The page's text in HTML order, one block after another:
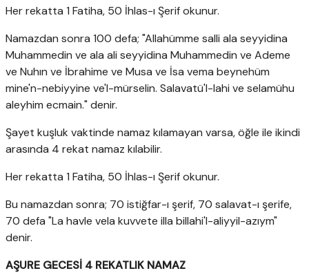
Her rekatta 1 Fatiha, 50 İhlas-ı Şerif okunur.
Namazdan sonra 100 defa; "Allahümme salli ala seyyidina
Muhammedin ve ala ali seyyidina Muhammedin ve Ademe
ve Nuhın ve İbrahime ve Musa ve İsa vema beynehüm
mine'n-nebiyyine ve'l-mürselin. Salavatü'l-lahi ve selamühu
aleyhim ecmain." denir.
Şayet kuşluk vaktinde namaz kılamayan varsa, öğle ile ikindi
arasında 4 rekat namaz kılabilir.
Her rekatta 1 Fatiha, 50 İhlas-ı Şerif okunur.
Bu namazdan sonra; 70 istiğfar-ı şerif, 70 salavat-ı şerife,
70 defa "La havle vela kuvvete illa billahi'l-aliyyil-azıym"
denir.
AŞURE GECESİ 4 REKATLIK NAMAZ